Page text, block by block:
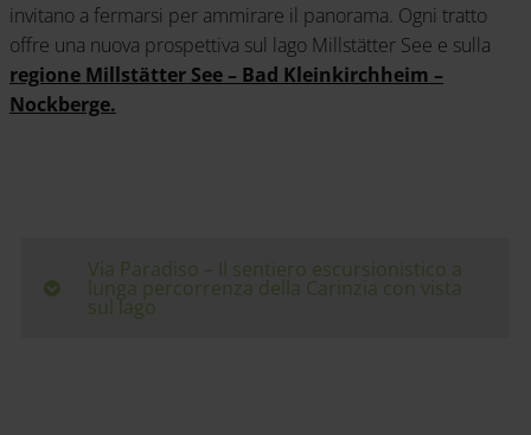
invitano a fermarsi per ammirare il panorama. Ogni tratto
offre una nuova prospettiva sul lago Millstätter See e sulla
regione Millstätter See – Bad Kleinkirchheim –
Nockberge.
Via Paradiso – Il sentiero escursionistico a
lunga percorrenza della Carinzia con vista
sul lago